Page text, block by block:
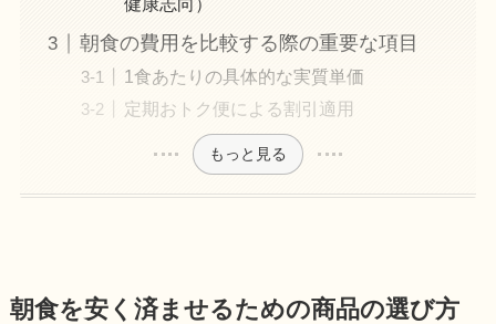
朝食の費用を比較する際の重要な項目
1食あたりの具体的な実質単価
定期おトク便による割引適用
もっと見る
朝食を安く済ませるための商品の選び方